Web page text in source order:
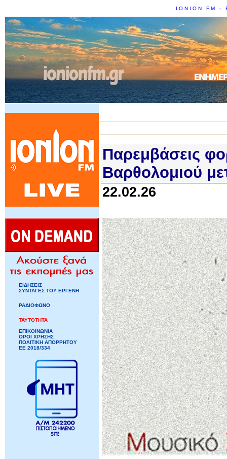
IONION FM -
ΕΙΔΗΣΕΙΣ
ΣΥΝΤΑΓΕΣ ΤΟΥ ΕΡΓΕΝΗ
ΡΑΔΙΟΦΩΝΟ
ΤΑΥΤΟΤΗΤΑ
ΕΠΙΚΟΙΝΩΝΙΑ
ΟΡΟΙ ΧΡΗΣΗΣ
ΠΟΛΙΤΙΚΗ ΑΠΟΡΡΗΤΟΥ
ΕΕ 2018/334
Παρεμβάσεις
Βαρθολομιού
22.02.26